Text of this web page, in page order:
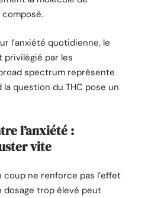
l’anxiété quotidienne, le
par les
spectrum représente
question du THC pose un
l’anxiété :
vite
coup ne renforce pas l’effet
dosage trop élevé peut